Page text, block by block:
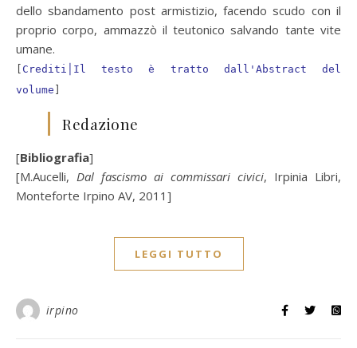
dello sbandamento post armistizio, facendo scudo con il
proprio corpo, ammazzò il teutonico salvando tante vite
umane.
[ Crediti│Il testo è tratto dall'Abstract del
volume ]
Redazione
[Bibliografia]
[M.Aucelli, Dal fascismo ai commissari civici, Irpinia Libri,
Monteforte Irpino AV, 2011]
LEGGI TUTTO
irpino